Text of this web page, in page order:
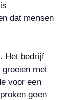
dat mensen
Het bedrijf
met
voor een
geen